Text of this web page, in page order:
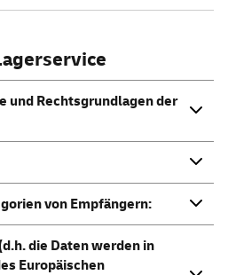
und Rechtsgrundlagen der
von Empfängern:
die Daten werden in
Europäischen